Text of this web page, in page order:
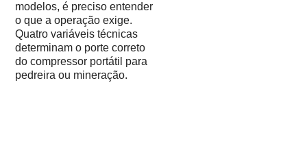
modelos, é preciso entender
o que a operação exige.
Quatro variáveis técnicas
determinam o porte correto
do compressor portátil para
pedreira ou mineração.